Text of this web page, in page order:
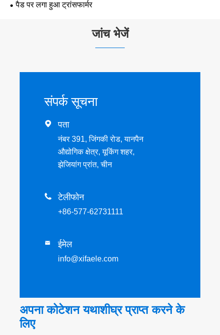
पैड पर लगा हुआ ट्रांसफार्मर
जांच भेजें
संपर्क सूचना
 पता
नंबर 391, जिंगकी रोड, यानपैन
औद्योगिक क्षेत्र, यूकिंग शहर,
झेजियांग प्रांत, चीन
 टेलीफोन
+86-577-62731111
 ईमेल
info@xifaele.com
अपना कोटेशन यथाशीघ्र प्राप्त करने के
लिए